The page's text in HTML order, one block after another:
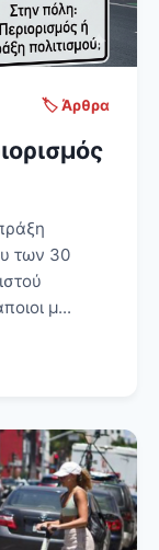
🏷️ Άρθρα
των 30
μ...